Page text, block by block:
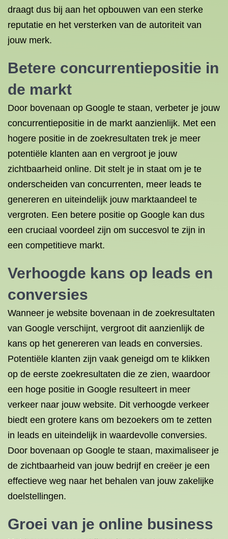
draagt dus bij aan het opbouwen van een sterke
reputatie en het versterken van de autoriteit van
jouw merk.
Betere concurrentiepositie in
de markt
Door bovenaan op Google te staan, verbeter je jouw
concurrentiepositie in de markt aanzienlijk. Met een
hogere positie in de zoekresultaten trek je meer
potentiële klanten aan en vergroot je jouw
zichtbaarheid online. Dit stelt je in staat om je te
onderscheiden van concurrenten, meer leads te
genereren en uiteindelijk jouw marktaandeel te
vergroten. Een betere positie op Google kan dus
een cruciaal voordeel zijn om succesvol te zijn in
een competitieve markt.
Verhoogde kans op leads en
conversies
Wanneer je website bovenaan in de zoekresultaten
van Google verschijnt, vergroot dit aanzienlijk de
kans op het genereren van leads en conversies.
Potentiële klanten zijn vaak geneigd om te klikken
op de eerste zoekresultaten die ze zien, waardoor
een hoge positie in Google resulteert in meer
verkeer naar jouw website. Dit verhoogde verkeer
biedt een grotere kans om bezoekers om te zetten
in leads en uiteindelijk in waardevolle conversies.
Door bovenaan op Google te staan, maximaliseer je
de zichtbaarheid van jouw bedrijf en creëer je een
effectieve weg naar het behalen van jouw zakelijke
doelstellingen.
Groei van je online business